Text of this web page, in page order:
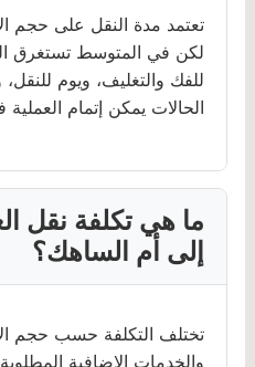
تعتمد مدة النقل على حجم
للفك والتغليف، ويوم
الحالات يمكن إتمام
ما هي تكلفة نقل
إلى أم الساهك؟
تختلف التكلفة حسب حجم
والخدمات الإضافية